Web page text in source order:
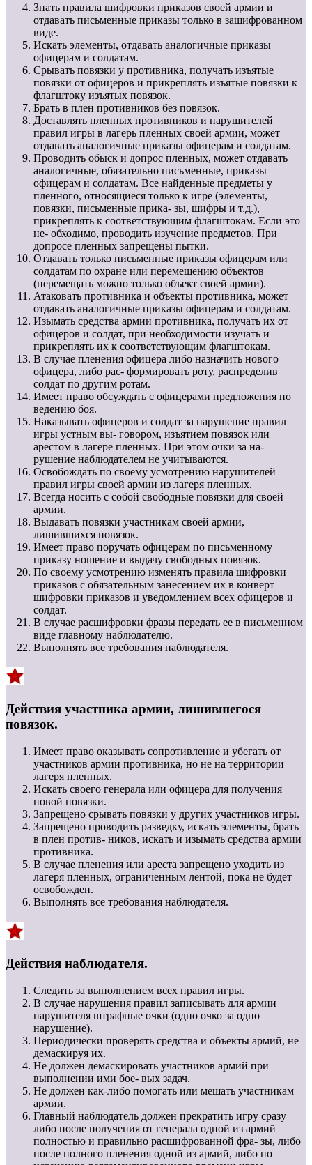
Знать правила шифровки приказов своей армии и
отдавать письменные приказы только в зашифрованном
виде.
Искать элементы, отдавать аналогичные приказы
офицерам и солдатам.
Срывать повязки у противника, получать изъятые
повязки от офицеров и прикреплять изъятые повязки к
флагштоку изъятых повязок.
Брать в плен противников без повязок.
Доставлять пленных противников и нарушителей
правил игры в лагерь пленных своей армии, может
отдавать аналогичные приказы офицерам и солдатам.
Проводить обыск и допрос пленных, может отдавать
аналогичные, обязательно письменные, приказы
офицерам и солдатам. Все найденные предметы у
пленного, относящиеся только к игре (элементы,
повязки, письменные прика- зы, шифры и т.д.),
прикреплять к соответствующим флагштокам. Если это
не- обходимо, проводить изучение предметов. При
допросе пленных запрещены пытки.
Отдавать только письменные приказы офицерам или
солдатам по охране или перемещению объектов
(перемещать можно только объект своей армии).
Атаковать противника и объекты противника, может
отдавать аналогичные приказы офицерам и солдатам.
Изымать средства армии противника, получать их от
офицеров и солдат, при необходимости изучать и
прикреплять их к соответствующим флагштокам.
В случае пленения офицера либо назначить нового
офицера, либо рас- формировать роту, распределив
солдат по другим ротам.
Имеет право обсуждать с офицерами предложения по
ведению боя.
Наказывать офицеров и солдат за нарушение правил
игры устным вы- говором, изъятием повязок или
арестом в лагере пленных. При этом очки за на-
рушение наблюдателем не учитываются.
Освобождать по своему усмотрению нарушителей
правил игры своей армии из лагеря пленных.
Всегда носить с собой свободные повязки для своей
армии.
Выдавать повязки участникам своей армии,
лишившихся повязок.
Имеет право поручать офицерам по письменному
приказу ношение и выдачу свободных повязок.
По своему усмотрению изменять правила шифровки
приказов с обязательным занесением их в конверт
шифровки приказов и уведомлением всех офицеров и
солдат.
В случае расшифровки фразы передать ее в письменном
виде главному наблюдателю.
Выполнять все требования наблюдателя.
Действия участника армии, лишившегося
повязок.
Имеет право оказывать сопротивление и убегать от
участников армии противника, но не на территории
лагеря пленных.
Искать своего генерала или офицера для получения
новой повязки.
Запрещено срывать повязки у других участников игры.
Запрещено проводить разведку, искать элементы, брать
в плен против- ников, искать и изымать средства армии
противника.
В случае пленения или ареста запрещено уходить из
лагеря пленных, ограниченным лентой, пока не будет
освобожден.
Выполнять все требования наблюдателя.
Действия наблюдателя.
Следить за выполнением всех правил игры.
В случае нарушения правил записывать для армии
нарушителя штрафные очки (одно очко за одно
нарушение).
Периодически проверять средства и объекты армий, не
демаскируя их.
Не должен демаскировать участников армий при
выполнении ими бое- вых задач.
Не должен как-либо помогать или мешать участникам
армии.
Главный наблюдатель должен прекратить игру сразу
либо после получения от генерала одной из армий
полностью и правильно расшифрованной фра- зы, либо
после полного пленения одной из армий, либо по